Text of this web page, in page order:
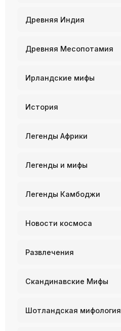
Древняя Индия
Древняя Месопотамия
Ирландские мифы
История
Легенды Африки
Легенды и мифы
Легенды Камбоджи
Новости космоса
Развлечения
Скандинавские Мифы
Шотландская мифология